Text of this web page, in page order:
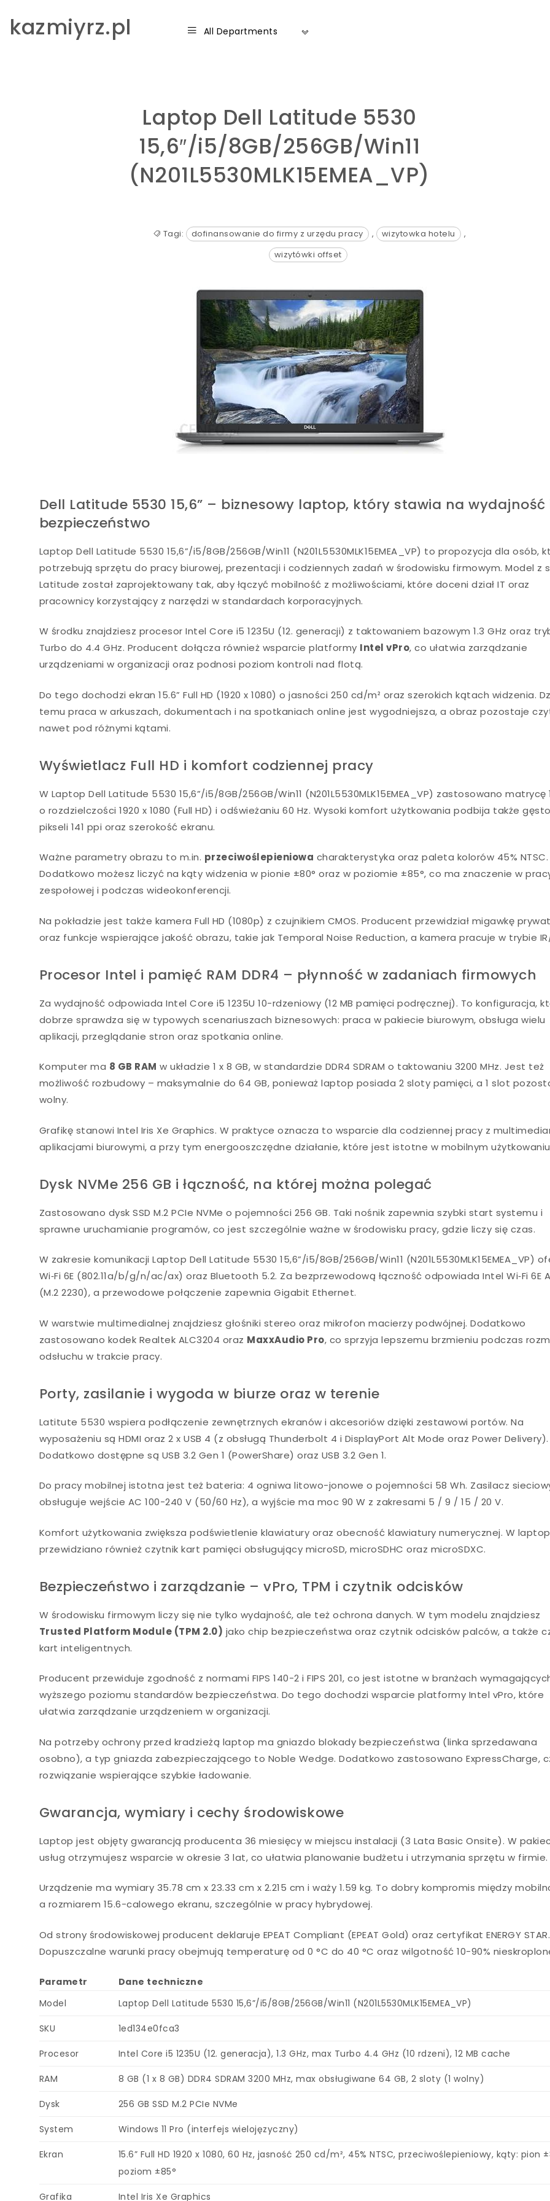
kazmiyrz.pl All Departments
Laptop Dell Latitude 5530
15,6″/i5/8GB/256GB/Win11
(N201L5530MLK15EMEA_VP)
Tagi: dofinansowanie do firmy z urzędu pracy , wizytowka hotelu
,
wizytówki offset
Dell Latitude 5530 15,6” – biznesowy laptop, który stawia na wydajność
bezpieczeństwo
Laptop Dell Latitude 5530 15,6”/i5/8GB/256GB/Win11 (N201L5530MLK15EMEA_VP) to propozycja dla osób,
potrzebują sprzętu do pracy biurowej, prezentacji i codziennych zadań w środowisku firmowym. Model z
Latitude został zaprojektowany tak, aby łączyć mobilność z możliwościami, które doceni dział IT oraz
pracownicy korzystający z narzędzi w standardach korporacyjnych.
W środku znajdziesz procesor Intel Core i5 1235U (12. generacji) z taktowaniem bazowym 1.3 GHz oraz
Turbo do 4.4 GHz. Producent dołącza również wsparcie platformy Intel vPro, co ułatwia zarządzanie
urządzeniami w organizacji oraz podnosi poziom kontroli nad flotą.
Do tego dochodzi ekran 15.6” Full HD (1920 x 1080) o jasności 250 cd/m² oraz szerokich kątach widzenia.
temu praca w arkuszach, dokumentach i na spotkaniach online jest wygodniejsza, a obraz pozostaje
nawet pod różnymi kątami.
Wyświetlacz Full HD i komfort codziennej pracy
W Laptop Dell Latitude 5530 15,6”/i5/8GB/256GB/Win11 (N201L5530MLK15EMEA_VP) zastosowano matrycę
o rozdzielczości 1920 x 1080 (Full HD) i odświeżaniu 60 Hz. Wysoki komfort użytkowania podbija także
pikseli 141 ppi oraz szerokość ekranu.
Ważne parametry obrazu to m.in. przeciwoślepieniowa charakterystyka oraz paleta kolorów 45% NTSC.
Dodatkowo możesz liczyć na kąty widzenia w pionie ±80° oraz w poziomie ±85°, co ma znaczenie w
zespołowej i podczas wideokonferencji.
Na pokładzie jest także kamera Full HD (1080p) z czujnikiem CMOS. Producent przewidział migawkę
oraz funkcje wspierające jakość obrazu, takie jak Temporal Noise Reduction, a kamera pracuje w trybie IR/
Procesor Intel i pamięć RAM DDR4 – płynność w zadaniach firmowych
Za wydajność odpowiada Intel Core i5 1235U 10-rdzeniowy (12 MB pamięci podręcznej). To konfiguracja,
dobrze sprawdza się w typowych scenariuszach biznesowych: praca w pakiecie biurowym, obsługa wielu
aplikacji, przeglądanie stron oraz spotkania online.
Komputer ma 8 GB RAM w układzie 1 x 8 GB, w standardzie DDR4 SDRAM o taktowaniu 3200 MHz. Jest też
możliwość rozbudowy – maksymalnie do 64 GB, ponieważ laptop posiada 2 sloty pamięci, a 1 slot
wolny.
Grafikę stanowi Intel Iris Xe Graphics. W praktyce oznacza to wsparcie dla codziennej pracy z
aplikacjami biurowymi, a przy tym energooszczędne działanie, które jest istotne w mobilnym
Dysk NVMe 256 GB i łączność, na której można polegać
Zastosowano dysk SSD M.2 PCIe NVMe o pojemności 256 GB. Taki nośnik zapewnia szybki start systemu i
sprawne uruchamianie programów, co jest szczególnie ważne w środowisku pracy, gdzie liczy się czas.
W zakresie komunikacji Laptop Dell Latitude 5530 15,6”/i5/8GB/256GB/Win11 (N201L5530MLK15EMEA_VP)
Wi‑Fi 6E (802.11a/b/g/n/ac/ax) oraz Bluetooth 5.2. Za bezprzewodową łączność odpowiada Intel Wi‑Fi 6E
(M.2 2230), a przewodowe połączenie zapewnia Gigabit Ethernet.
W warstwie multimedialnej znajdziesz głośniki stereo oraz mikrofon macierzy podwójnej. Dodatkowo
zastosowano kodek Realtek ALC3204 oraz MaxxAudio Pro, co sprzyja lepszemu brzmieniu podczas
odsłuchu w trakcie pracy.
Porty, zasilanie i wygoda w biurze oraz w terenie
Latitute 5530 wspiera podłączenie zewnętrznych ekranów i akcesoriów dzięki zestawowi portów. Na
wyposażeniu są HDMI oraz 2 x USB 4 (z obsługą Thunderbolt 4 i DisplayPort Alt Mode oraz Power Delivery).
Dodatkowo dostępne są USB 3.2 Gen 1 (PowerShare) oraz USB 3.2 Gen 1.
Do pracy mobilnej istotna jest też bateria: 4 ogniwa litowo-jonowe o pojemności 58 Wh. Zasilacz
obsługuje wejście AC 100-240 V (50/60 Hz), a wyjście ma moc 90 W z zakresami 5 / 9 / 15 / 20 V.
Komfort użytkowania zwiększa podświetlenie klawiatury oraz obecność klawiatury numerycznej. W
przewidziano również czytnik kart pamięci obsługujący microSD, microSDHC oraz microSDXC.
Bezpieczeństwo i zarządzanie – vPro, TPM i czytnik odcisków
W środowisku firmowym liczy się nie tylko wydajność, ale też ochrona danych. W tym modelu znajdziesz
Trusted Platform Module (TPM 2.0) jako chip bezpieczeństwa oraz czytnik odcisków palców, a także
kart inteligentnych.
Producent przewiduje zgodność z normami FIPS 140-2 i FIPS 201, co jest istotne w branżach
wyższego poziomu standardów bezpieczeństwa. Do tego dochodzi wsparcie platformy Intel vPro, które
ułatwia zarządzanie urządzeniem w organizacji.
Na potrzeby ochrony przed kradzieżą laptop ma gniazdo blokady bezpieczeństwa (linka sprzedawana
osobno), a typ gniazda zabezpieczającego to Noble Wedge. Dodatkowo zastosowano ExpressCharge,
rozwiązanie wspierające szybkie ładowanie.
Gwarancja, wymiary i cechy środowiskowe
Laptop jest objęty gwarancją producenta 36 miesięcy w miejscu instalacji (3 Lata Basic Onsite). W
usług otrzymujesz wsparcie w okresie 3 lat, co ułatwia planowanie budżetu i utrzymania sprzętu w firmie.
Urządzenie ma wymiary 35.78 cm x 23.33 cm x 2.215 cm i waży 1.59 kg. To dobry kompromis między
a rozmiarem 15.6-calowego ekranu, szczególnie w pracy hybrydowej.
Od strony środowiskowej producent deklaruje EPEAT Compliant (EPEAT Gold) oraz certyfikat ENERGY STAR.
Dopuszczalne warunki pracy obejmują temperaturę od 0 °C do 40 °C oraz wilgotność 10-90%
Parametr
Dane techniczne
Model
Laptop Dell Latitude 5530 15,6”/i5/8GB/256GB/Win11 (N201L5530MLK15EMEA_VP)
SKU 1ed134e0fca3
Procesor Intel Core i5 1235U (12. generacja), 1.3 GHz, max Turbo 4.4 GHz (10 rdzeni), 12 MB cache
RAM 8 GB (1 x 8 GB) DDR4 SDRAM 3200 MHz, max obsługiwane 64 GB, 2 sloty (1 wolny)
Dysk 256 GB SSD M.2 PCIe NVMe
System Windows 11 Pro (interfejs wielojęzyczny)
Ekran
15.6” Full HD 1920 x 1080, 60 Hz, jasność 250 cd/m², 45% NTSC, przeciwoślepieniowy, kąty: pion
poziom ±85°
Grafika Intel Iris Xe Graphics